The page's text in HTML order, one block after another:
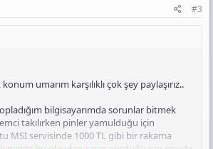
#3
umarım karşılıklı çok şey paylaşırız..
bilgisayarımda sorunlar bitmek
takılırken pinler yamulduğu için
MSI servisinde 1000 TL gibi bir rakama